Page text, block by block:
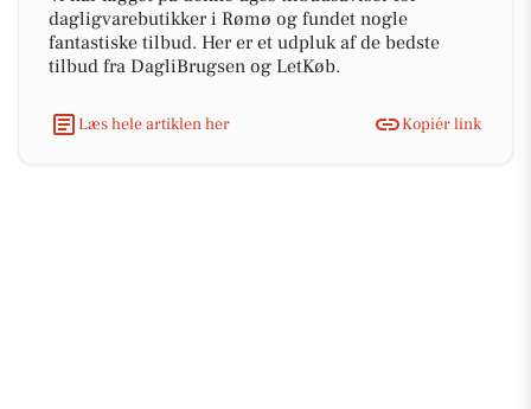
dagligvarebutikker i Rømø og fundet nogle
fantastiske tilbud. Her er et udpluk af de bedste
tilbud fra DagliBrugsen og LetKøb.
Læs hele artiklen her Kopiér link